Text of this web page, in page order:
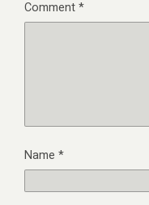
Comment*
Name *